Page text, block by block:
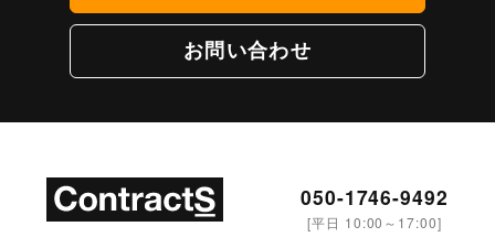
お問い合わせ
050-1746-9492
[平日 10:00～17:00]